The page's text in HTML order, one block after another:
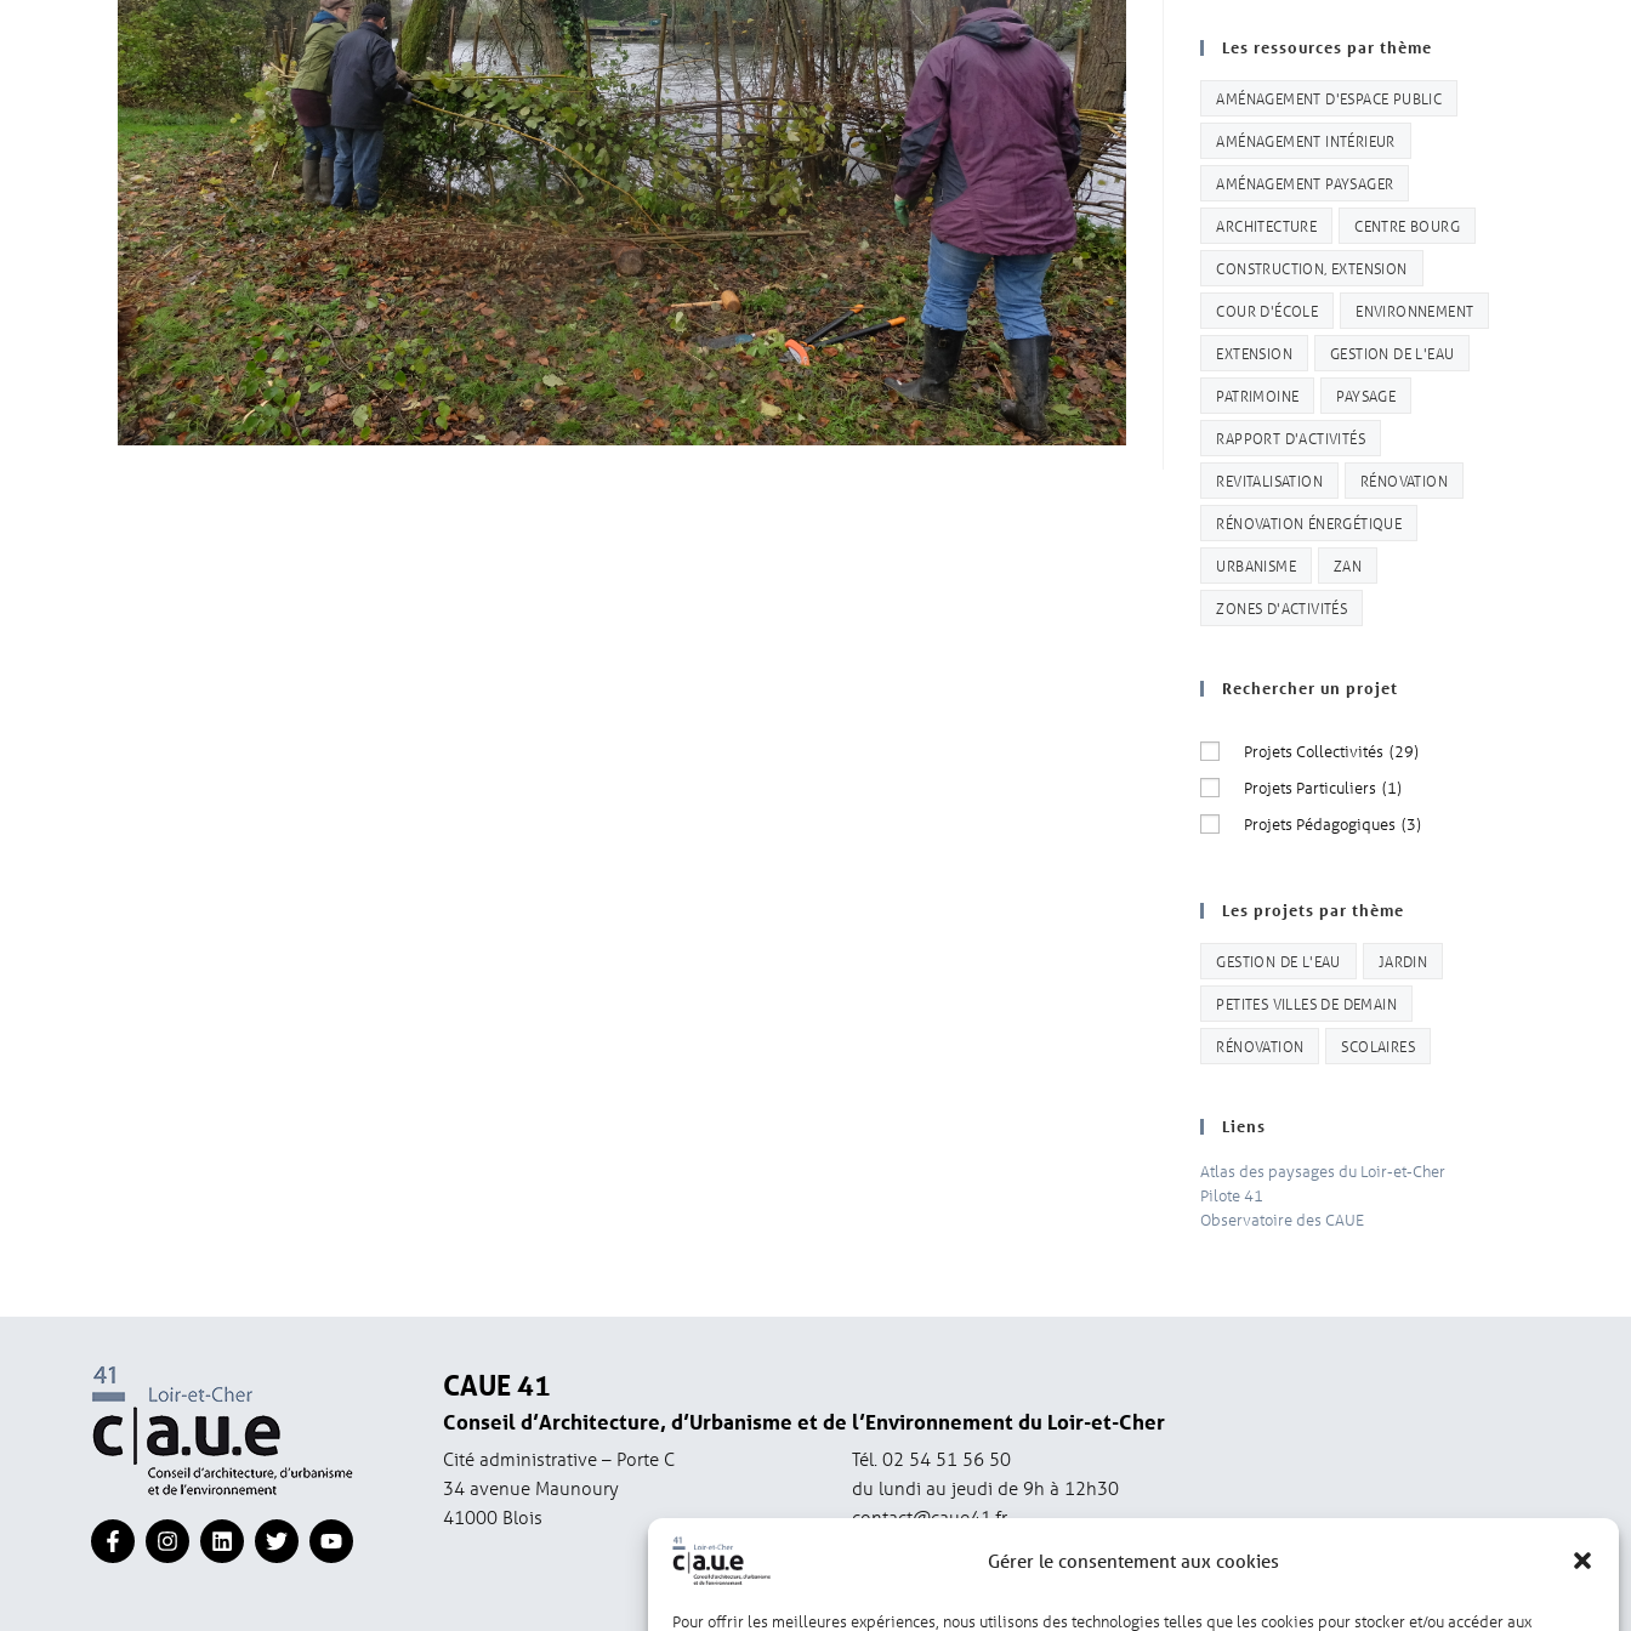
Gérer le consentement aux cookies
Pour offrir les meilleures expériences, nous utilisons des technologies telles que les cookies pour stocker et/ou accéder aux
Les ressources par thème
AMÉNAGEMENT D'ESPACE PUBLIC
AMÉNAGEMENT INTÉRIEUR
AMÉNAGEMENT PAYSAGER
ARCHITECTURE CENTRE BOURG
CONSTRUCTION, EXTENSION
COUR D'ÉCOLE ENVIRONNEMENT
EXTENSION GESTION DE L'EAU
PATRIMOINE PAYSAGE
RAPPORT D'ACTIVITÉS
REVITALISATION RÉNOVATION
RÉNOVATION ÉNERGÉTIQUE
URBANISME ZAN
ZONES D'ACTIVITÉS
Rechercher un projet
Projets Collectivités (29)
Projets Particuliers (1)
Projets Pédagogiques (3)
Les projets par thème
GESTION DE L'EAU JARDIN
PETITES VILLES DE DEMAIN
RÉNOVATION SCOLAIRES
Liens
Atlas des paysages du Loir-et-Cher
Pilote 41
Observatoire des CAUE
CAUE 41
Conseil d’Architecture, d’Urbanisme et de l’Environnement du Loir-et-Cher
Cité administrative – Porte C
34 avenue Maunoury
41000 Blois
Tél. 02 54 51 56 50
du lundi au jeudi de 9h à 12h30
contact@caue41.fr